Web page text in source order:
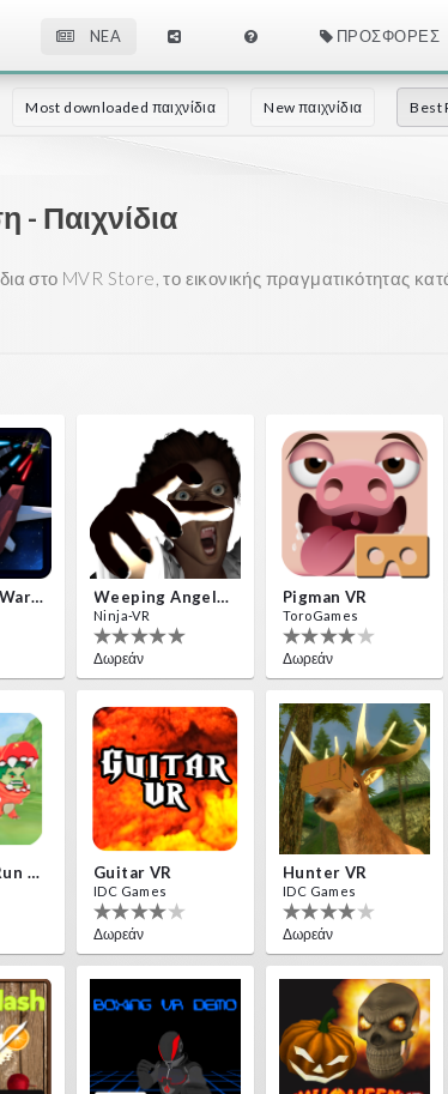
NEA ΠΡΟΣΦΟΡΈΣ
Most downloaded παιχνίδια New παιχνίδια Best
- Παιχνίδια
στο MVR Store, το εικονικής πραγματικότητας
Insectizide Wars VR Weeping Angels VR
Ninja-VR
Δωρεάν
Pigman VR
ToroGames
Δωρεάν
Destroyer Run VR Guitar VR
IDC Games
Δωρεάν
Hunter VR
IDC Games
Δωρεάν